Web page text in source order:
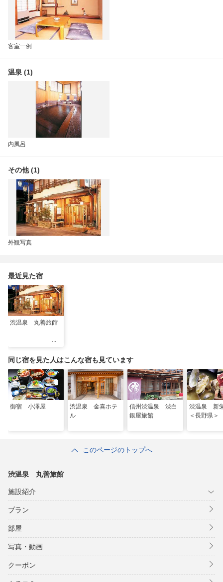
客室一例
温泉 (1)
内風呂
その他 (1)
外観写真
最近見た宿
渋温泉 丸善旅館
同じ宿を見た人はこんな宿も見ています
御宿 小澤屋
渋温泉 金喜ホテ
ル
信州渋温泉 渋白
銀屋旅館
渋温泉 新
＜長野県＞
このページのトップへ
渋温泉 丸善旅館
施設紹介
プラン
部屋
写真・動画
クーポン